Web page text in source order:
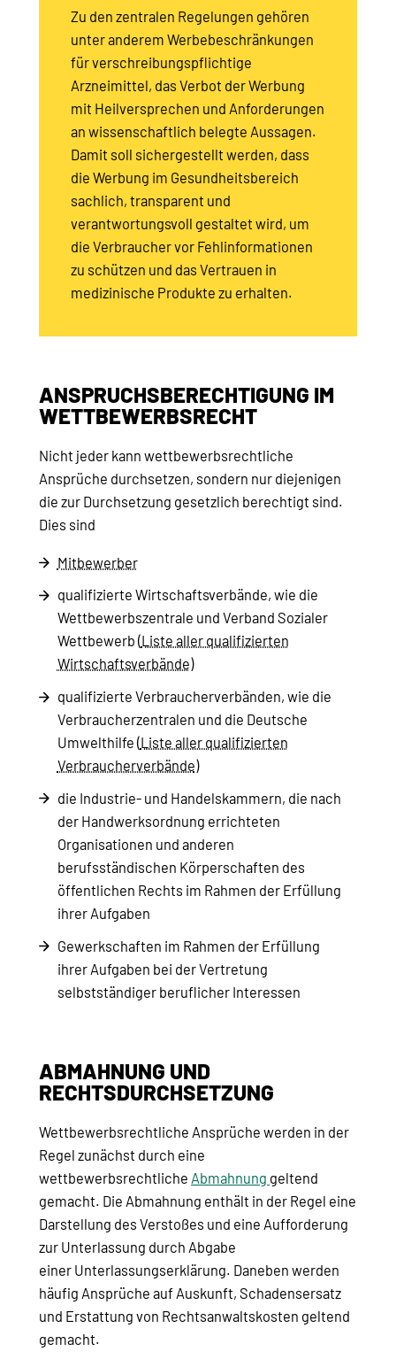
Zu den zentralen Regelungen gehören
unter anderem Werbebeschränkungen
für verschreibungspflichtige
Arzneimittel, das Verbot der Werbung
mit Heilversprechen und Anforderungen
an wissenschaftlich belegte Aussagen.
Damit soll sichergestellt werden, dass
die Werbung im Gesundheitsbereich
sachlich, transparent und
verantwortungsvoll gestaltet wird, um
die Verbraucher vor Fehlinformationen
zu schützen und das Vertrauen in
medizinische Produkte zu erhalten.
ANSPRUCHSBERECHTIGUNG IM
WETTBEWERBSRECHT
Nicht jeder kann wettbewerbsrechtliche
Ansprüche durchsetzen, sondern nur diejenigen
die zur Durchsetzung gesetzlich berechtigt sind.
Dies sind
Mitbewerber
qualifizierte Wirtschaftsverbände, wie die
Wettbewerbszentrale und Verband Sozialer
Wettbewerb (Liste aller qualifizierten
Wirtschaftsverbände)
qualifizierte Verbraucherverbänden, wie die
Verbraucherzentralen und die Deutsche
Umwelthilfe (Liste aller qualifizierten
Verbraucherverbände)
die Industrie- und Handelskammern, die nach
der Handwerksordnung errichteten
Organisationen und anderen
berufsständischen Körperschaften des
öffentlichen Rechts im Rahmen der Erfüllung
ihrer Aufgaben
Gewerkschaften im Rahmen der Erfüllung
ihrer Aufgaben bei der Vertretung
selbstständiger beruflicher Interessen
ABMAHNUNG UND
RECHTSDURCHSETZUNG
Wettbewerbsrechtliche Ansprüche werden in der
Regel zunächst durch eine
wettbewerbsrechtliche Abmahnung geltend
gemacht. Die Abmahnung enthält in der Regel eine
Darstellung des Verstoßes und eine Aufforderung
zur Unterlassung durch Abgabe
einer Unterlassungserklärung. Daneben werden
häufig Ansprüche auf Auskunft, Schadensersatz
und Erstattung von Rechtsanwaltskosten geltend
gemacht.